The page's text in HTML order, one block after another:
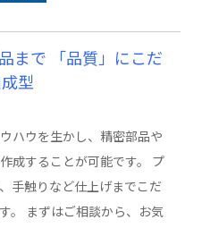
まで 「品質」にこだ
型
ハウを生かし、精密部品や
成することが可能です。 プ
手触りなど仕上げまでこだ
。 まずはご相談から、お気